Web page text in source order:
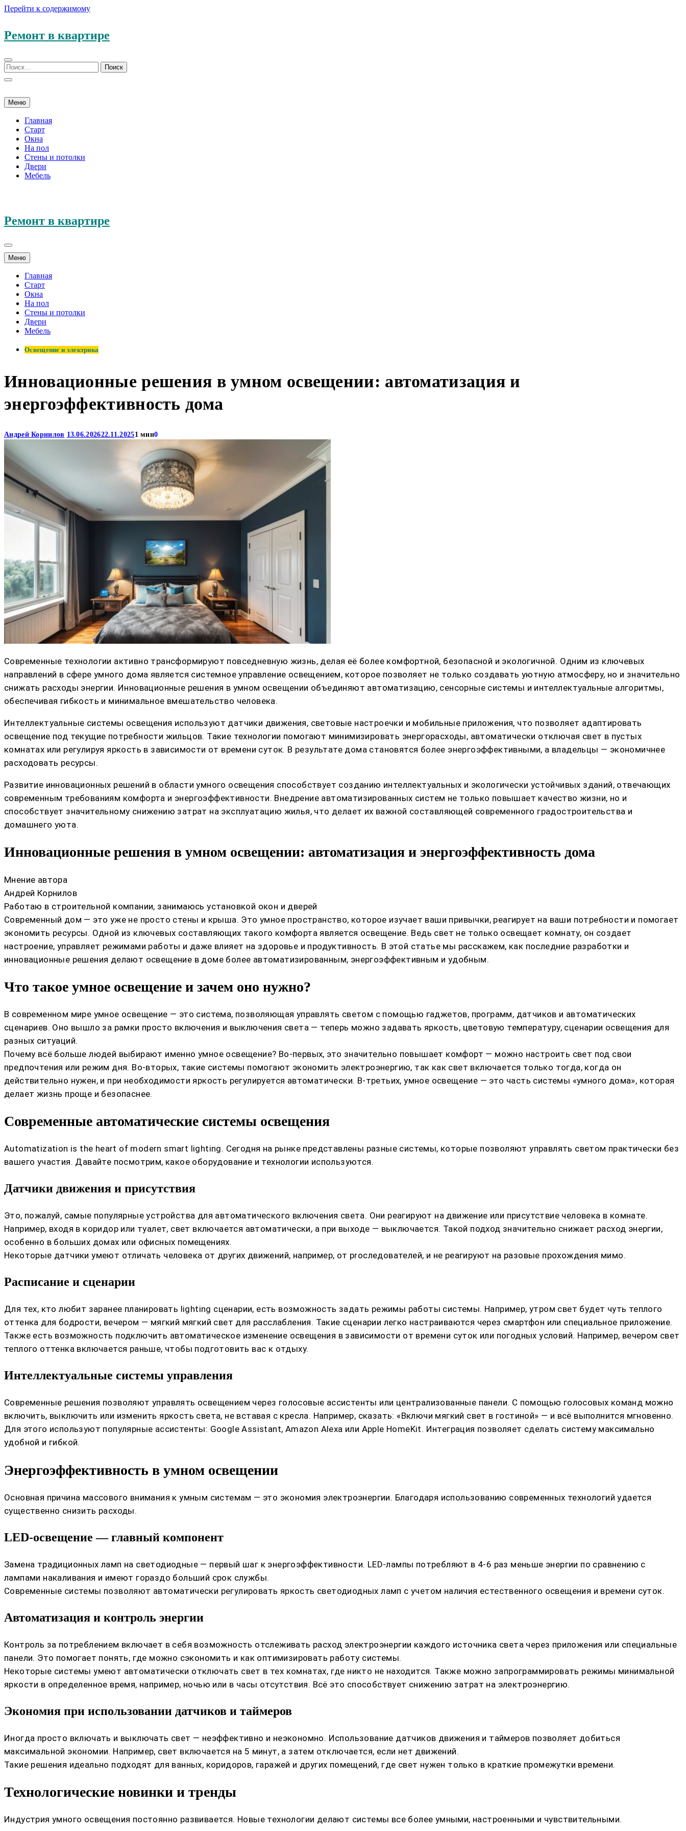
Перейти к содержимому
Ремонт в квартире
Меню
Главная
Старт
Окна
На пол
Стены и потолки
Двери
Мебель
Ремонт в квартире
Меню
Главная
Старт
Окна
На пол
Стены и потолки
Двери
Мебель
Освещение и электрика
Инновационные решения в умном освещении: автоматизация и
энергоэффективность дома
Андрей Корнилов 13.06.202622.11.20251 мин0
Современные технологии активно трансформируют повседневную жизнь, делая её более комфортной, безопасной и экологичной. Одним из ключевых
направлений в сфере умного дома является системное управление освещением, которое позволяет не только создавать уютную атмосферу, но и значительно
снижать расходы энергии. Инновационные решения в умном освещении объединяют автоматизацию, сенсорные системы и интеллектуальные алгоритмы,
обеспечивая гибкость и минимальное вмешательство человека.
Интеллектуальные системы освещения используют датчики движения, световые настроечки и мобильные приложения, что позволяет адаптировать
освещение под текущие потребности жильцов. Такие технологии помогают минимизировать энергорасходы, автоматически отключая свет в пустых
комнатах или регулируя яркость в зависимости от времени суток. В результате дома становятся более энергоэффективными, а владельцы — экономичнее
расходовать ресурсы.
Развитие инновационных решений в области умного освещения способствует созданию интеллектуальных и экологически устойчивых зданий, отвечающих
современным требованиям комфорта и энергоэффективности. Внедрение автоматизированных систем не только повышает качество жизни, но и
способствует значительному снижению затрат на эксплуатацию жилья, что делает их важной составляющей современного градостроительства и
домашнего уюта.
Инновационные решения в умном освещении: автоматизация и энергоэффективность дома
Мнение автора
Андрей Корнилов
Работаю в строительной компании, занимаюсь установкой окон и дверей
Современный дом — это уже не просто стены и крыша. Это умное пространство, которое изучает ваши привычки, реагирует на ваши потребности и помогает
экономить ресурсы. Одной из ключевых составляющих такого комфорта является освещение. Ведь свет не только освещает комнату, он создает
настроение, управляет режимами работы и даже влияет на здоровье и продуктивность. В этой статье мы расскажем, как последние разработки и
инновационные решения делают освещение в доме более автоматизированным, энергоэффективным и удобным.
Что такое умное освещение и зачем оно нужно?
В современном мире умное освещение — это система, позволяющая управлять светом с помощью гаджетов, программ, датчиков и автоматических
сценариев. Оно вышло за рамки просто включения и выключения света — теперь можно задавать яркость, цветовую температуру, сценарии освещения для
разных ситуаций.
Почему всё больше людей выбирают именно умное освещение? Во-первых, это значительно повышает комфорт — можно настроить свет под свои
предпочтения или режим дня. Во-вторых, такие системы помогают экономить электроэнергию, так как свет включается только тогда, когда он
действительно нужен, и при необходимости яркость регулируется автоматически. В-третьих, умное освещение — это часть системы «умного дома», которая
делает жизнь проще и безопаснее.
Современные автоматические системы освещения
Automatization is the heart of modern smart lighting. Сегодня на рынке представлены разные системы, которые позволяют управлять светом практически без
вашего участия. Давайте посмотрим, какое оборудование и технологии используются.
Датчики движения и присутствия
Это, пожалуй, самые популярные устройства для автоматического включения света. Они реагируют на движение или присутствие человека в комнате.
Например, входя в коридор или туалет, свет включается автоматически, а при выходе — выключается. Такой подход значительно снижает расход энергии,
особенно в больших домах или офисных помещениях.
Некоторые датчики умеют отличать человека от других движений, например, от proследователей, и не реагируют на разовые прохождения мимо.
Расписание и сценарии
Для тех, кто любит заранее планировать lighting сценарии, есть возможность задать режимы работы системы. Например, утром свет будет чуть теплого
оттенка для бодрости, вечером — мягкий мягкий свет для расслабления. Такие сценарии легко настраиваются через смартфон или специальное приложение.
Также есть возможность подключить автоматическое изменение освещения в зависимости от времени суток или погодных условий. Например, вечером свет
теплого оттенка включается раньше, чтобы подготовить вас к отдыху.
Интеллектуальные системы управления
Современные решения позволяют управлять освещением через голосовые ассистенты или централизованные панели. С помощью голосовых команд можно
включить, выключить или изменить яркость света, не вставая с кресла. Например, сказать: «Включи мягкий свет в гостиной» — и всё выполнится мгновенно.
Для этого используют популярные ассистенты: Google Assistant, Amazon Alexa или Apple HomeKit. Интеграция позволяет сделать систему максимально
удобной и гибкой.
Энергоэффективность в умном освещении
Основная причина массового внимания к умным системам — это экономия электроэнергии. Благодаря использованию современных технологий удается
существенно снизить расходы.
LED-освещение — главный компонент
Замена традиционных ламп на светодиодные — первый шаг к энергоэффективности. LED-лампы потребляют в 4-6 раз меньше энергии по сравнению с
лампами накаливания и имеют гораздо больший срок службы.
Современные системы позволяют автоматически регулировать яркость светодиодных ламп с учетом наличия естественного освещения и времени суток.
Автоматизация и контроль энергии
Контроль за потреблением включает в себя возможность отслеживать расход электроэнергии каждого источника света через приложения или специальные
панели. Это помогает понять, где можно сэкономить и как оптимизировать работу системы.
Некоторые системы умеют автоматически отключать свет в тех комнатах, где никто не находится. Также можно запрограммировать режимы минимальной
яркости в определенное время, например, ночью или в часы отсутствия. Всё это способствует снижению затрат на электроэнергию.
Экономия при использовании датчиков и таймеров
Иногда просто включать и выключать свет — неэффективно и неэкономно. Использование датчиков движения и таймеров позволяет добиться
максимальной экономии. Например, свет включается на 5 минут, а затем отключается, если нет движений.
Такие решения идеально подходят для ванных, коридоров, гаражей и других помещений, где свет нужен только в краткие промежутки времени.
Технологические новинки и тренды
Индустрия умного освещения постоянно развивается. Новые технологии делают системы все более умными, настроенными и чувствительными.